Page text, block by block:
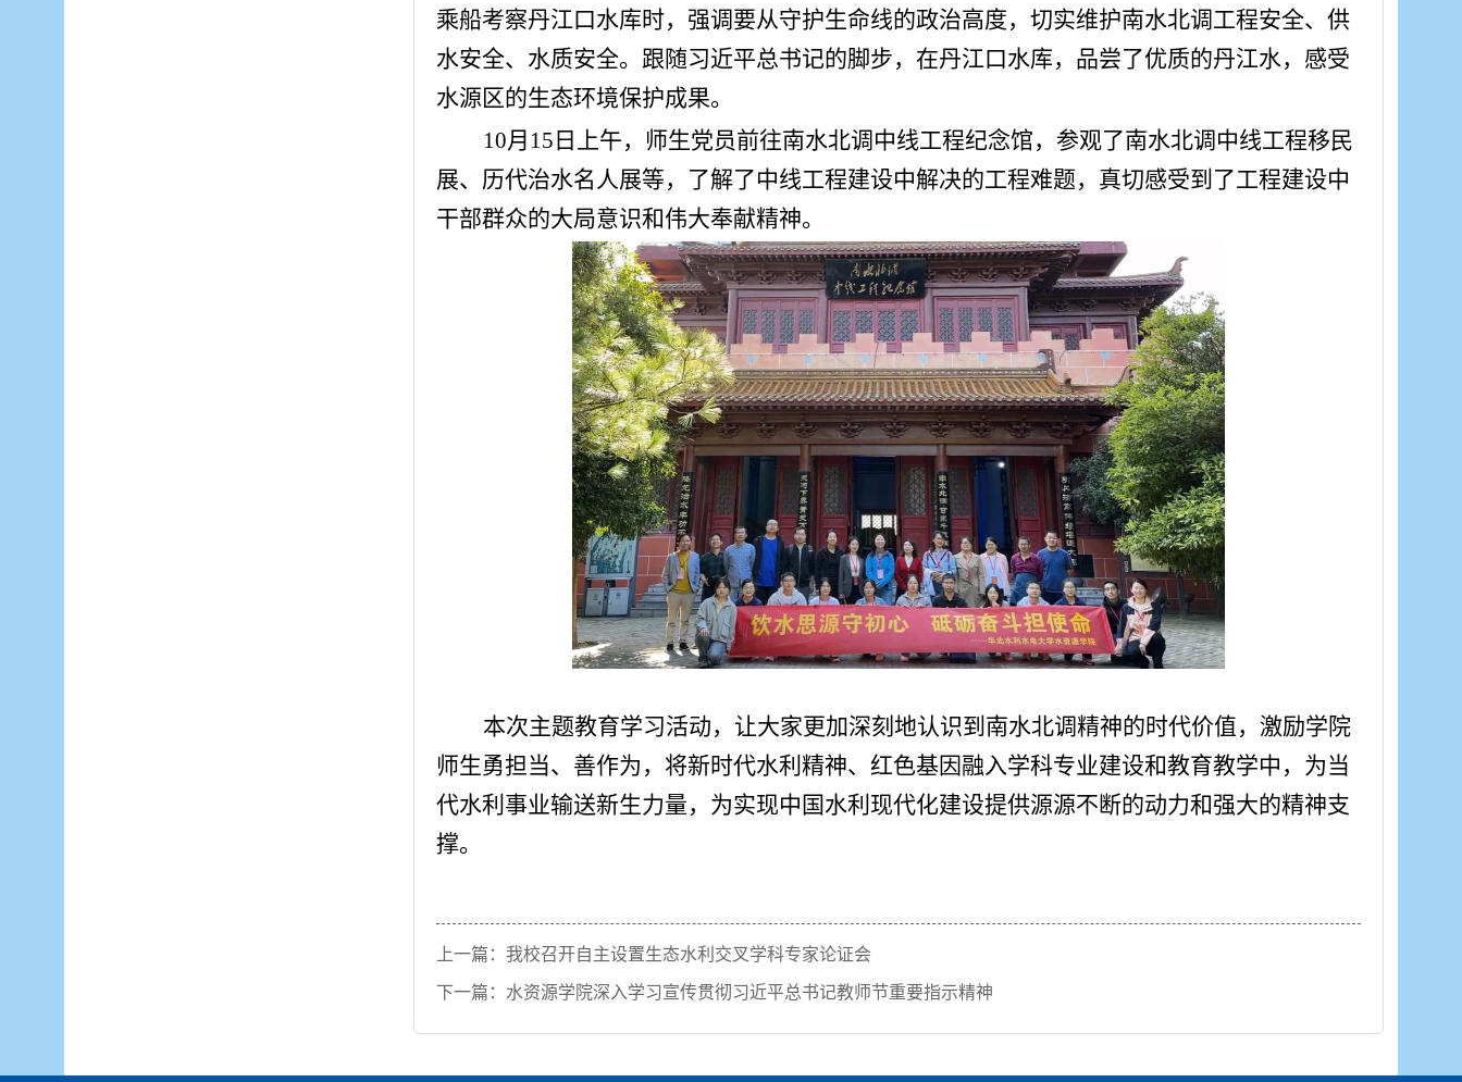
乘船考察丹江口水库时，强调要从守护生命线的政治高度，切实维护南水北调工程安全、供
水安全、水质安全。跟随习近平总书记的脚步，在丹江口水库，品尝了优质的丹江水，感受
水源区的生态环境保护成果。
10月15日上午，师生党员前往南水北调中线工程纪念馆，参观了南水北调中线工程移民
展、历代治水名人展等，了解了中线工程建设中解决的工程难题，真切感受到了工程建设中
干部群众的大局意识和伟大奉献精神。
本次主题教育学习活动，让大家更加深刻地认识到南水北调精神的时代价值，激励学院
师生勇担当、善作为，将新时代水利精神、红色基因融入学科专业建设和教育教学中，为当
代水利事业输送新生力量，为实现中国水利现代化建设提供源源不断的动力和强大的精神支
撑。
上一篇： 我校召开自主设置生态水利交叉学科专家论证会
下一篇： 水资源学院深入学习宣传贯彻习近平总书记教师节重要指示精神